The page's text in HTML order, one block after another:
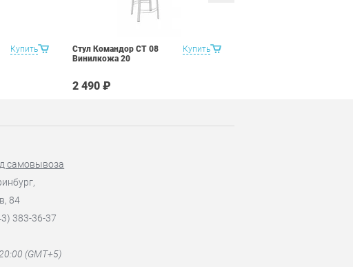
Купить Купить
Стул Командор СТ 08
Винилкожа 20
2 490 ₽
самовывоза
84
383-36-37
(GMT+5)